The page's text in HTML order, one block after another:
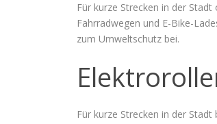
Für kurze Strecken in der
Fahrradwegen und E-Bike-
zum Umweltschutz bei.
Für kurze Strecken in der